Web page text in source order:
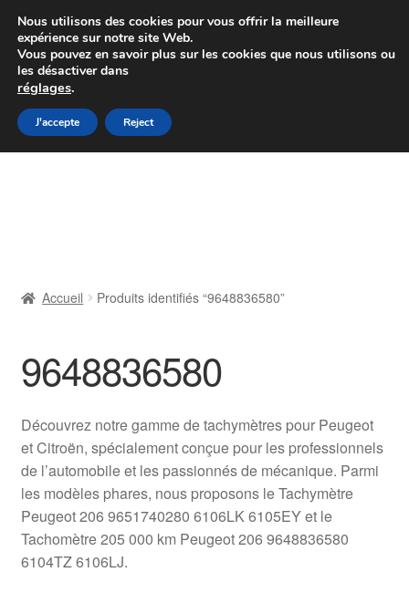
Colissimo livraison à partir de 7 EUR
Du lundi au vendredi de 9 h à 16 h
Aller
à
Aller
au
Livraison
Livraison internationale
Mon compte
Paiements
Panier
Accueil Produits identifiés “9648836580”
9648836580
Découvrez notre gamme de tachymètres pour Peugeot
et Citroën, spécialement conçue pour les professionnels
de l’automobile et les passionnés de mécanique. Parmi
les modèles phares, nous proposons le Tachymètre
Peugeot 206 9651740280 6106LK 6105EY et le
Tachomètre 205 000 km Peugeot 206 9648836580
6104TZ 6106LJ.
Nous utilisons des cookies pour vous offrir la meilleure
expérience sur notre site Web.
Vous pouvez en savoir plus sur les cookies que nous utilisons ou
les désactiver dans
réglages.
J'accepte Reject